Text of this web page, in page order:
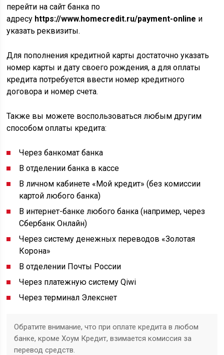
перейти на сайт банка по
адресу https://www.homecredit.ru/payment-online и
указать реквизиты.
Для пополнения кредитной карты достаточно указать
номер карты и дату своего рождения, а для оплаты
кредита потребуется ввести номер кредитного
договора и номер счета.
Также вы можете воспользоваться любым другим
способом оплаты кредита:
Через банкомат банка
В отделении банка в кассе
В личном кабинете «Мой кредит» (без комиссии
картой любого банка)
В интернет-банке любого банка (например, через
Сбербанк Онлайн)
Через систему денежных переводов «Золотая
Корона»
В отделении Почты России
Через платежную систему Qiwi
Через терминал Элекснет
Обратите внимание, что при оплате кредита в любом
банке, кроме Хоум Кредит, взимается комиссия за
перевод средств.